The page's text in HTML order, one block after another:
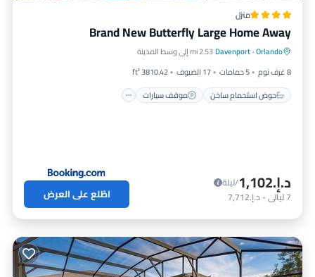
منزل
Brand New Butterfly Large Home Away
Orlando
·
Davenport2.53 mi إلى وسط المدينة
8 غرف نوم
5 حمامات 17 الضيوف
3810.42 ft²
حوض استحمام ساخن
موقف سيارات
حوض استحمام ساخن
موقف سيارات
مسبح
شرفة / تراس
د.إ.‏1,102
/ليلة
7ليالي- د.إ.‏7,712 اطّلع على العرض